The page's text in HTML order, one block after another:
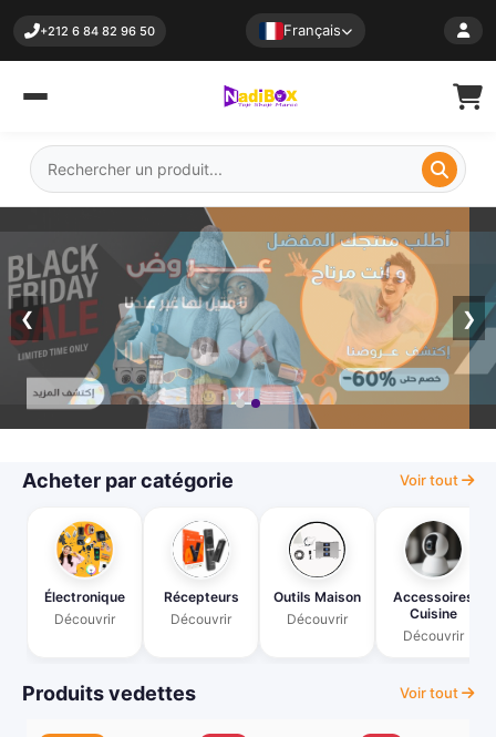
+212 6 84 82 96 50 Français
❮ ❯
Acheter par catégorie Voir tout
Électronique
Découvrir
Récepteurs
Découvrir
Outils Maison
Découvrir
Accessoires
Cuisine
Découvrir
Produits vedettes Voir tout